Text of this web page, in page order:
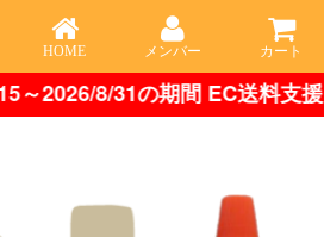
～2026/8/31の期間 EC送料支
HOME メンバー カート